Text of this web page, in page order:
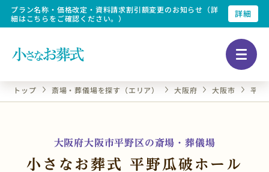
プラン名称・価格改定・資料請求割引額変更のお知らせ（詳
細はこちらをご確認ください。）
詳細
トップ 斎場・葬儀場を探す（エリア） 大阪府 大阪市 平野
大阪府大阪市平野区の斎場・葬儀場
小さなお葬式 平野瓜破ホール